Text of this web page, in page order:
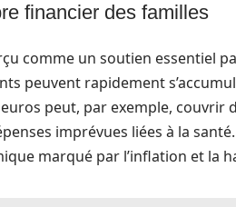
financier des familles
comme un soutien essentiel
peuvent rapidement
peut, par exemple, couvrir
imprévues liées à la
marqué par l’inflation et la